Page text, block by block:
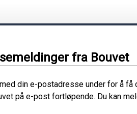
fra Bouvet
din e-postadresse under for å få
på e-post fortløpende. Du kan